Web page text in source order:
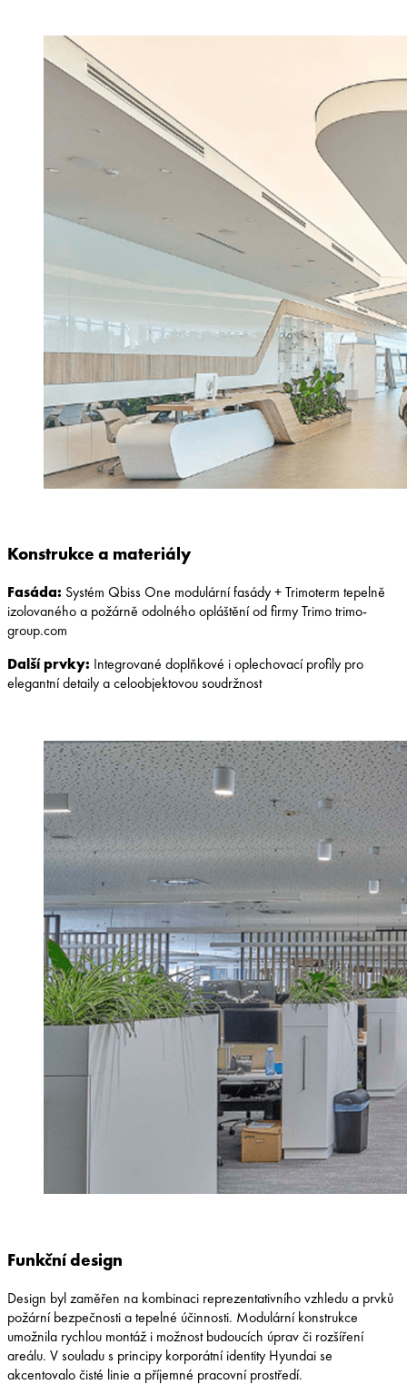
Konstrukce a materiály
Fasáda: Systém Qbiss One modulární fasády + Trimoterm tepelně
izolovaného a požárně odolného opláštění od firmy Trimo trimo-
group.com
Další prvky: Integrované doplňkové i oplechovací profily pro
elegantní detaily a celoobjektovou soudržnost
Funkční design
Design byl zaměřen na kombinaci reprezentativního vzhledu a prvků
požární bezpečnosti a tepelné účinnosti. Modulární konstrukce
umožnila rychlou montáž i možnost budoucích úprav či rozšíření
areálu. V souladu s principy korporátní identity Hyundai se
akcentovalo čisté linie a příjemné pracovní prostředí.